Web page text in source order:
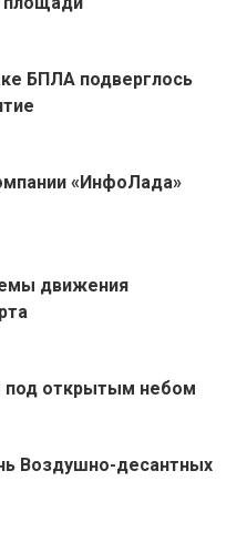
БПЛА подверглось
«ИнфоЛада»
движения
под открытым небом
Воздушно-десантных